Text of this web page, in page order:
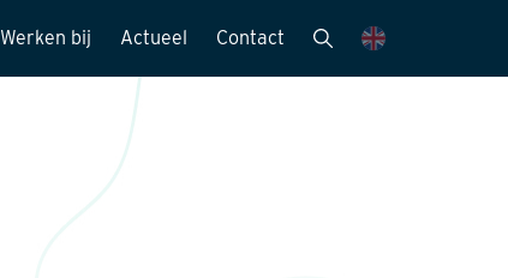
Werken bij
Stagemogelijkheden
Actueel Contact